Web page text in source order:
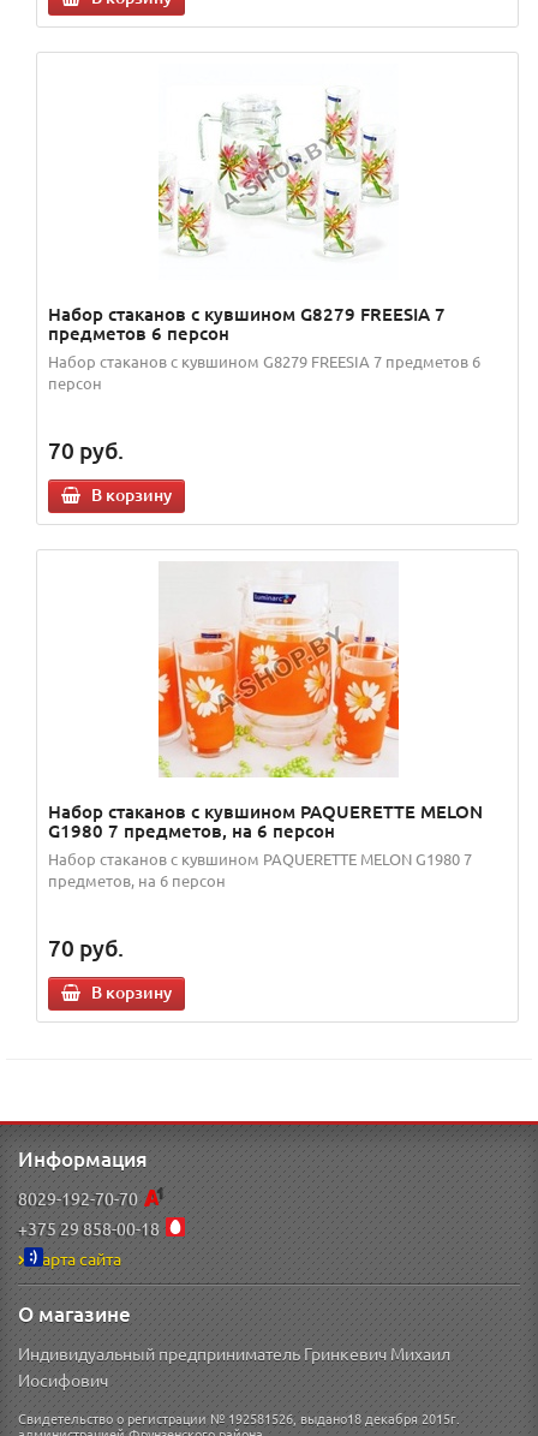
Набор стаканов с кувшином G8279 FREESIA 7
предметов 6 персон
Набор стаканов с кувшином G8279 FREESIA 7 предметов 6
персон
70 руб.
В корзину
Набор стаканов с кувшином PAQUERETTE MELON
G1980 7 предметов, на 6 персон
Набор стаканов с кувшином PAQUERETTE MELON G1980 7
предметов, на 6 персон
70 руб.
В корзину
Информация
8029-192-70-70
+375 29 858-00-18
Карта сайта
О магазине
Индивидуальный предприниматель Гринкевич Михаил
Иосифович
Свидетельство о регистрации № 192581526, выдано18 декабря 2015г.